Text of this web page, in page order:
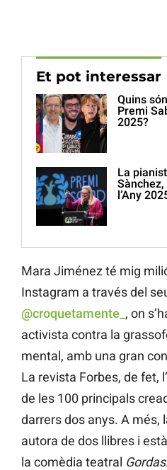
Et pot interessar
Quins
Premi
2025?
La
l’Any
Mara Jiménez té mig
Instagram a través del
@croquetamente_ , on
activista contra la
mental, amb una gran
La revista Forbes, de fet,
de les 100 principals
darrers dos anys. A més,
autora de dos llibres i
la comèdia teatral Gordas.